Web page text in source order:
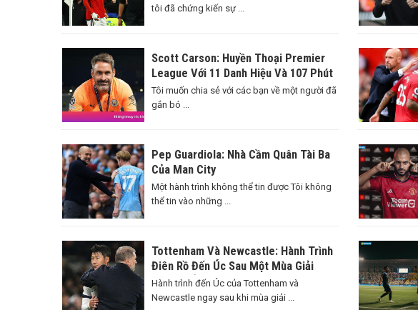
tôi đã chứng kiến sự ...
Scott Carson: Huyền Thoại Premier
League Với 11 Danh Hiệu Và 107 Phút
Thi Đấu
Tôi muốn chia sẻ với các bạn về một người đã
gắn bó ...
Pep Guardiola: Nhà Cầm Quân Tài Ba
Của Man City
Một hành trình không thể tin được Tôi không
thể tin vào những ...
Tottenham Và Newcastle: Hành Trình
Điên Rồ Đến Úc Sau Một Mùa Giải
Căng Thẳng
Hành trình đến Úc của Tottenham và
Newcastle ngay sau khi mùa giải ...